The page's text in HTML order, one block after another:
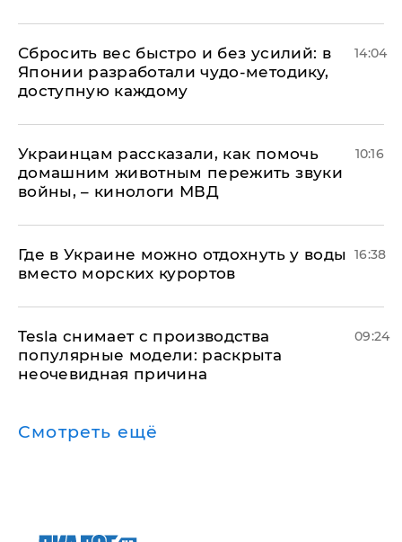
Сбросить вес быстро и без усилий: в
Японии разработали чудо-методику,
доступную каждому
14:04
Украинцам рассказали, как помочь
домашним животным пережить звуки
войны, – кинологи МВД
10:16
Где в Украине можно отдохнуть у воды
вместо морских курортов
16:38
Tesla снимает с производства
популярные модели: раскрыта
неочевидная причина
09:24
Смотреть ещё